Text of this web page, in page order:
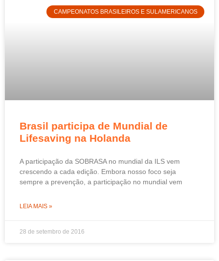
CAMPEONATOS BRASILEIROS E SULAMERICANOS
Brasil participa de Mundial de
Lifesaving na Holanda
A participação da SOBRASA no mundial da ILS vem
crescendo a cada edição. Embora nosso foco seja
sempre a prevenção, a participação no mundial vem
LEIA MAIS »
28 de setembro de 2016